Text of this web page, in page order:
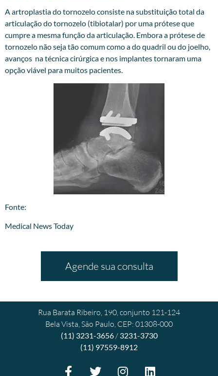
A artroplastia do tornozelo consiste na substituição total da
articulação do tornozelo (tibiotalar) por uma prótese que
cumpre a mesma função da articulação. Embora a prótese de
tornozelo não seja tão comum como a do quadril ou do joelho,
avanços na técnica cirúrgica e nos implantes tornaram uma
opção viável para muitos pacientes.
​Fonte:
Medical News Today
Agende sua consulta
Rua Barata Ribeiro, 190, conjunto 121-124
Bela Vista, São Paulo, CEP: 01308-000
(11) 3231-3656/ 3231-3730
(11) 97559-8912